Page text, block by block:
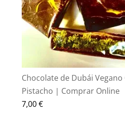
Chocolate de Dubái
Pistacho | Comprar Online
7,00€